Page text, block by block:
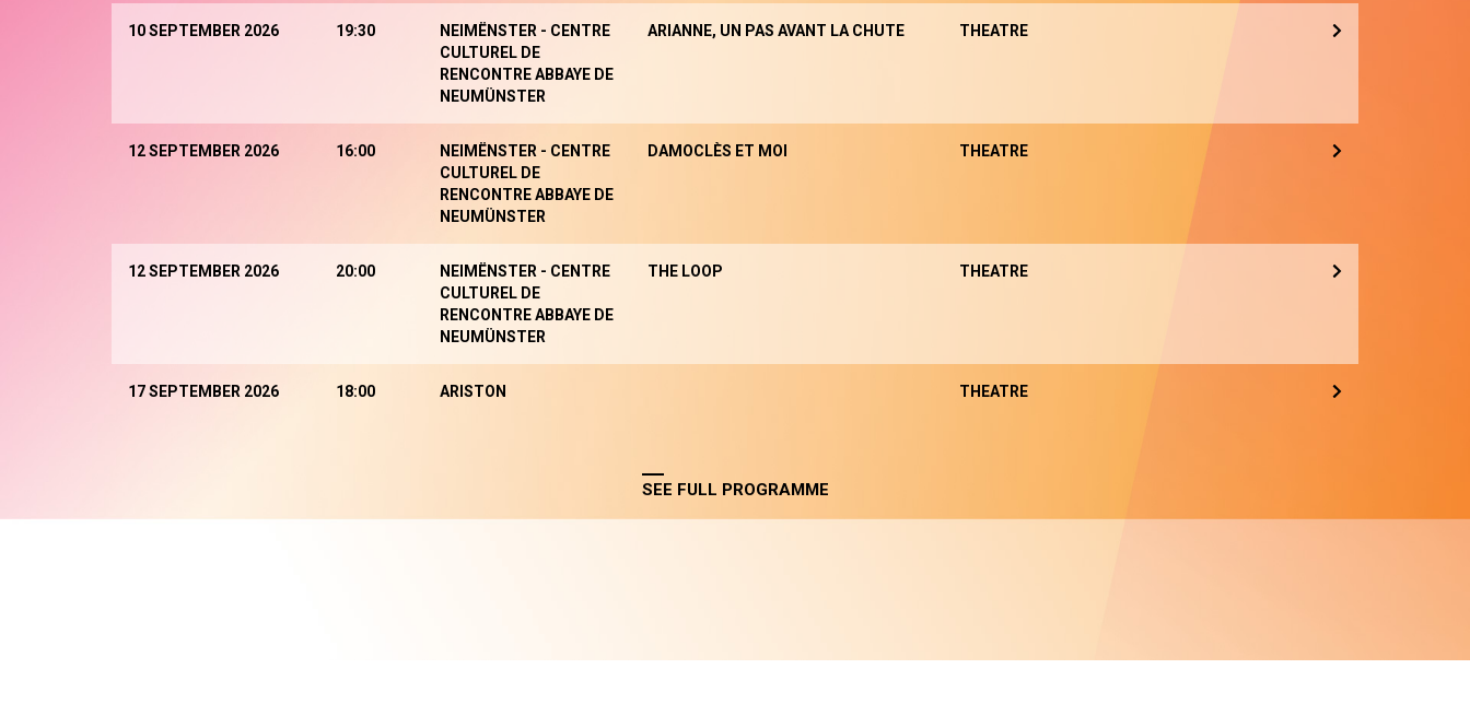
10 SEPTEMBER 2026 19:30
NEIMËNSTER - CENTRE
CULTUREL DE
RENCONTRE ABBAYE DE
NEUMÜNSTER
ARIANNE, UN PAS AVANT LA CHUTE THEATRE
12 SEPTEMBER 2026 16:00
NEIMËNSTER - CENTRE
CULTUREL DE
RENCONTRE ABBAYE DE
NEUMÜNSTER
DAMOCLÈS ET MOI THEATRE
12 SEPTEMBER 2026 20:00
NEIMËNSTER - CENTRE
CULTUREL DE
RENCONTRE ABBAYE DE
NEUMÜNSTER
THE LOOP THEATRE
17 SEPTEMBER 2026 18:00 ARISTON THEATRE
SEE FULL PROGRAMME